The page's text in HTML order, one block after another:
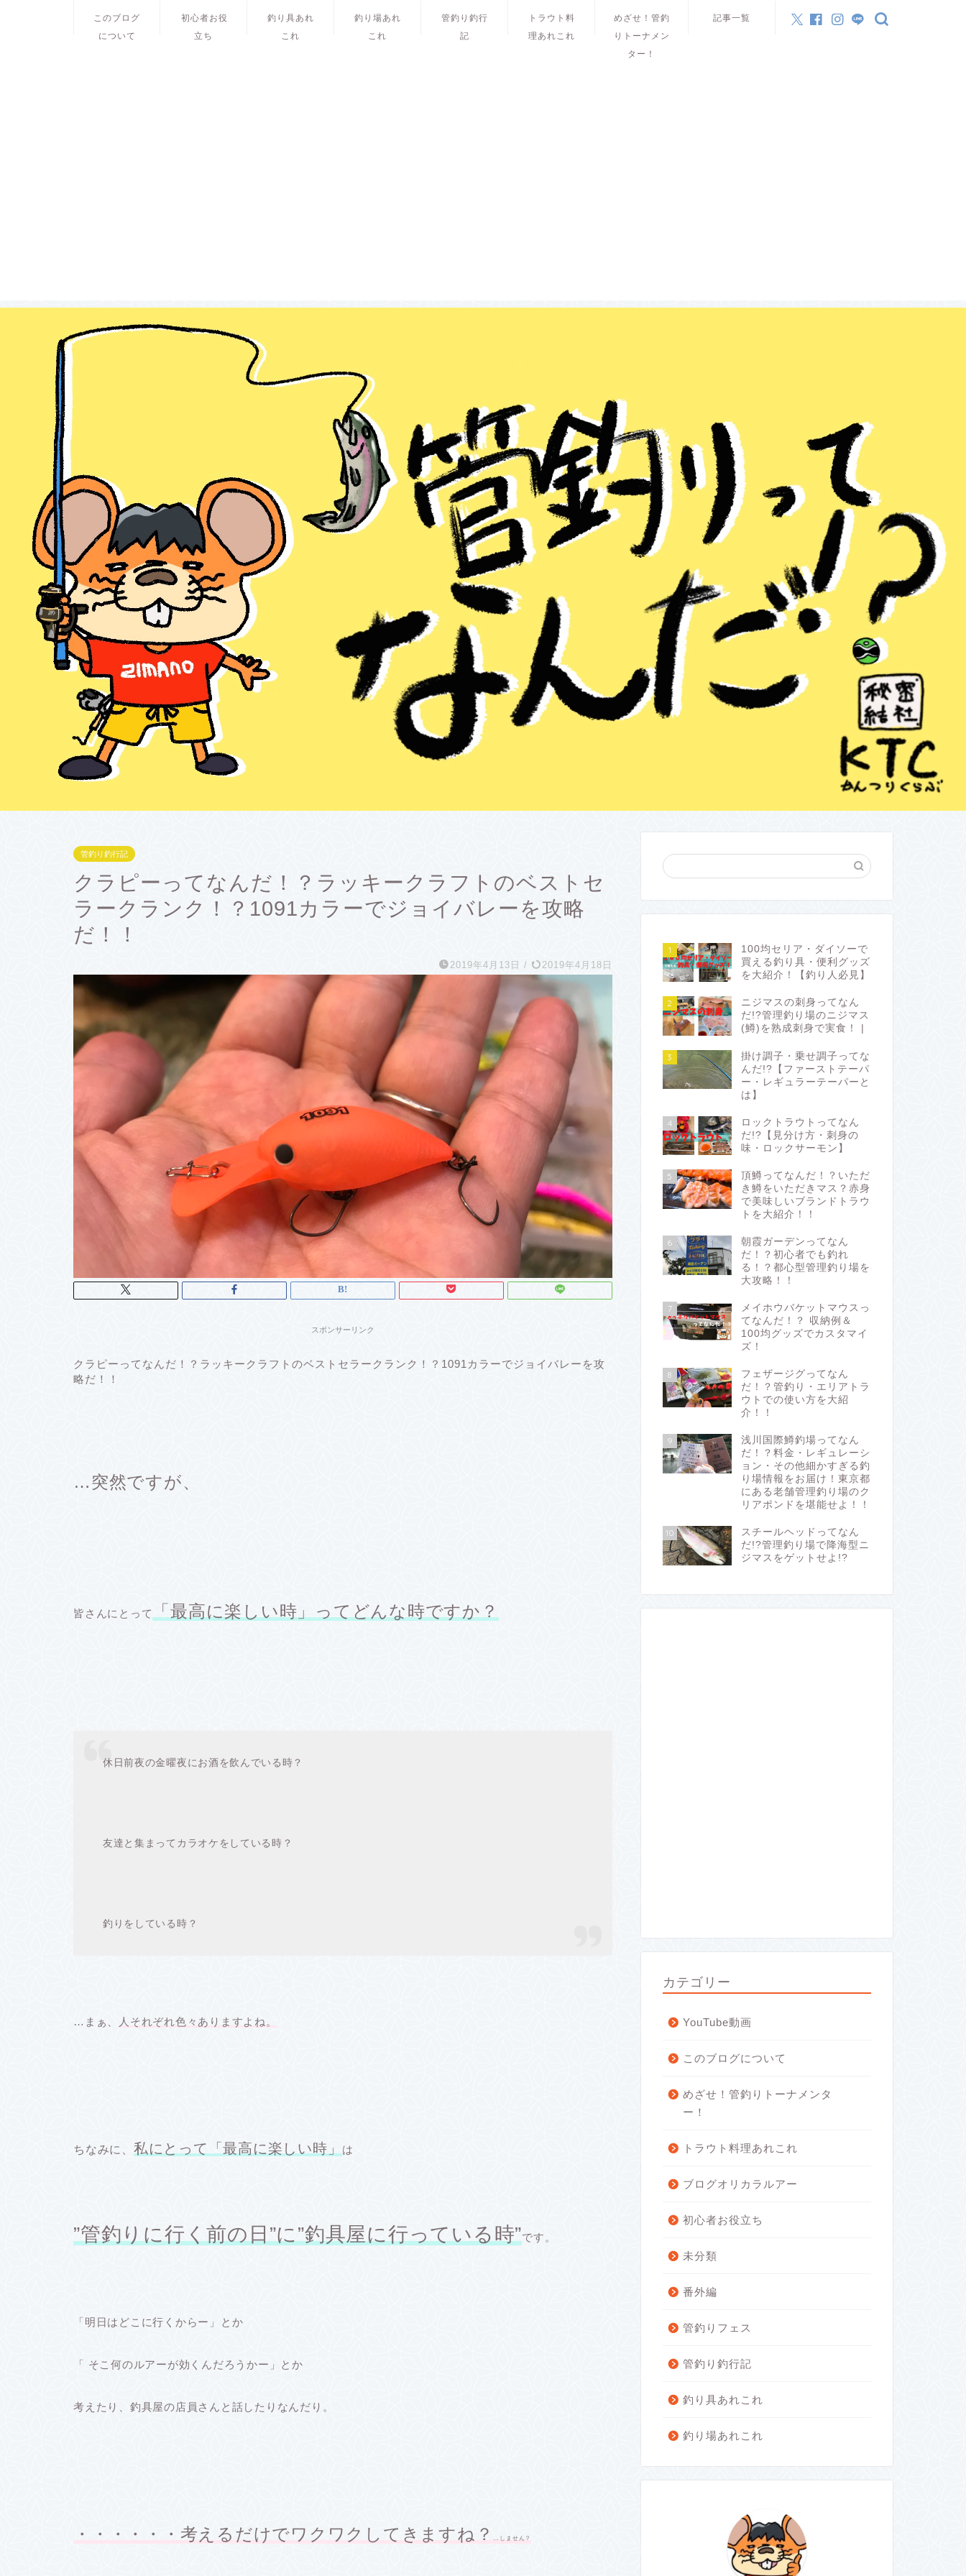
このブログ
について
初心者お役
立ち
釣り具あれ
これ
釣り場あれ
これ
管釣り釣行
記
トラウト料
理あれこれ
めざせ！管釣
りトーナメン
ター！
記事一覧
管釣り釣行記
クラピーってなんだ！？ラッキークラフトのベストセ
ラークランク！？1091カラーでジョイバレーを攻略
だ！！
2019年4月13日 / 2019年4月18日
スポンサーリンク
クラピーってなんだ！？ラッキークラフトのベストセラークランク！？1091カラーでジョイバレーを攻
略だ！！
…突然ですが、
皆さんにとって 「最高に楽しい時」ってどんな時ですか？
休日前夜の金曜夜にお酒を飲んでいる時？
友達と集まってカラオケをしている時？
釣りをしている時？
…まぁ、 人それぞれ色々 ありますよね。
ちなみに、 私にとって「最高に楽しい時」 は
”管釣りに行く前の日”に”釣具屋に行っている時”です。
「明日はどこに行くからー」 とか
「 そこ何のルアーが効くんだろうかー」 とか
考えたり、 釣具屋の店員さんと話したりなんだり。
・・・・・・考えるだけでワクワクしてきますね？ …しません？
1
100均セリア・ダイソーで
買える釣り具・便利グッズ
を大紹介！【釣り人必見】
2
ニジマスの刺身ってなん
だ!?管理釣り場のニジマス
(鱒)を熟成刺身で実食！ |
3
掛け調子・乗せ調子ってな
んだ!?【ファーストテーパ
ー・レギュラーテーパーと
は】
4
ロックトラウトってなん
だ!?【見分け方・刺身の
味・ロックサーモン】
5
頂鱒ってなんだ！？いただ
き鱒をいただきマス？赤身
で美味しいブランドトラウ
トを大紹介！！
6
朝霞ガーデンってなん
だ！？初心者でも釣れ
る！？都心型管理釣り場を
大攻略！！
7
メイホウバケットマウスっ
てなんだ！？ 収納例＆
100均グッズでカスタマイ
ズ！
8
フェザージグってなん
だ！？管釣り・エリアトラ
ウトでの使い方を大紹
介！！
9
浅川国際鱒釣場ってなん
だ！？料金・レギュレーシ
ョン・その他細かすぎる釣
り場情報をお届け！東京都
にある老舗管理釣り場のク
リアポンドを堪能せよ！！
10
スチールヘッドってなん
だ!?管理釣り場で降海型ニ
ジマスをゲットせよ!?
カテゴリー
YouTube動画
このブログについて
めざせ！管釣りトーナメンタ
ー！
トラウト料理あれこれ
ブログオリカラルアー
初心者お役立ち
未分類
番外編
管釣りフェス
管釣り釣行記
釣り具あれこれ
釣り場あれこれ